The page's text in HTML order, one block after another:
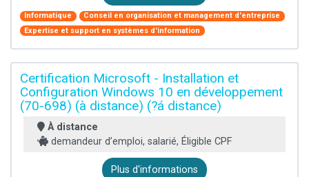
Informatique
Conseil en organisation et management d'entreprise
Expertise et support en systèmes d'information
Certification Microsoft - Installation et
Configuration Windows 10 en développement
(70-698) (à distance) (?á distance)
À distance
demandeur d’emploi, salarié, Éligible CPF
Plus d'informations